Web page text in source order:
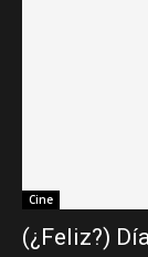
Cine
(¿Feliz?)